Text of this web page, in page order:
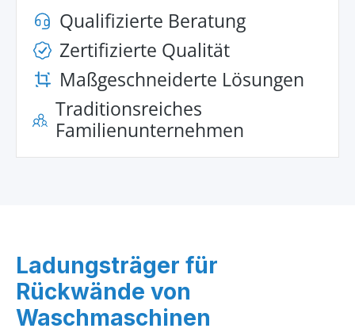
Qualifizierte Beratung
Zertifizierte Qualität
Maßgeschneiderte Lösungen
Traditionsreiches
Familienunternehmen
Ladungsträger für
Rückwände von
Waschmaschinen